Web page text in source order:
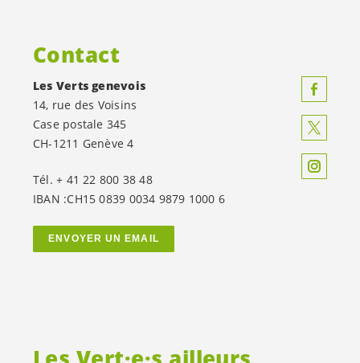
Contact
Les Verts genevois
14, rue des Voisins
Case postale 345
CH-1211 Genève 4
Tél. + 41 22 800 38 48
IBAN :CH15 0839 0034 9879 1000 6
ENVOYER UN EMAIL